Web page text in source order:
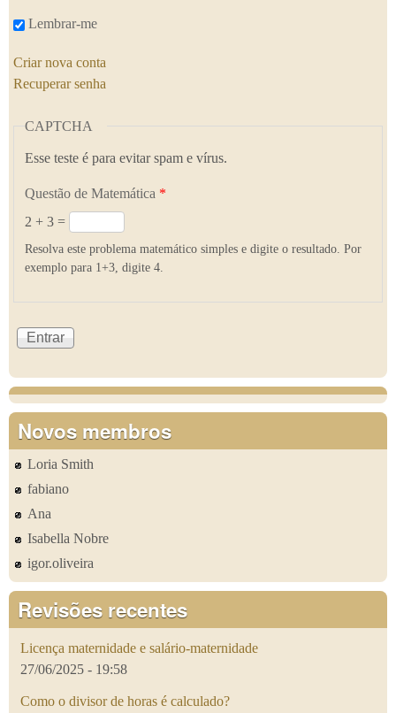
Lembrar-me
Criar nova conta
Recuperar senha
CAPTCHA
Esse teste é para evitar spam e vírus.
Questão de Matemática *
2 + 3 =
Resolva este problema matemático simples e digite o resultado. Por
exemplo para 1+3, digite 4.
Novos membros
Loria Smith
fabiano
Ana
Isabella Nobre
igor.oliveira
Revisões recentes
Licença maternidade e salário-maternidade
27/06/2025 - 19:58
Como o divisor de horas é calculado?